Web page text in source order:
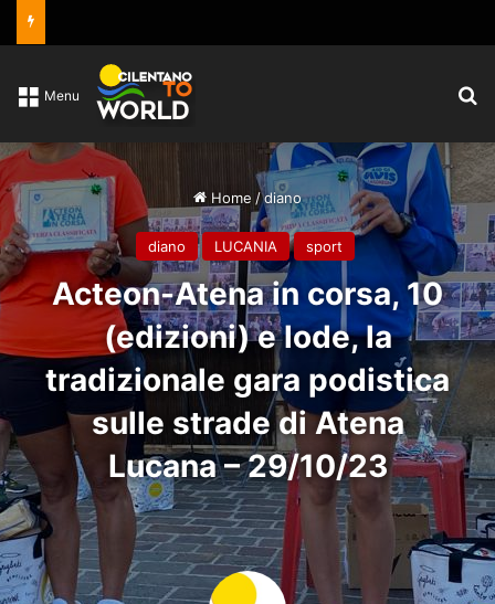
Menu
Home /diano
diano LUCANIA sport
Acteon-Atena in corsa, 10
(edizioni) e lode, la
tradizionale gara podistica
sulle strade di Atena
Lucana – 29/10/23